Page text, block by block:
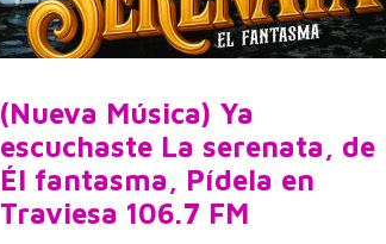
(Nueva Música) Ya
escuchaste La serenata, de
Él fantasma, Pídela en
Traviesa 106.7 FM